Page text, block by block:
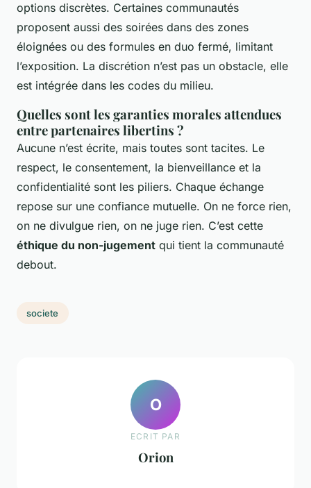
options discrètes. Certaines communautés
proposent aussi des soirées dans des zones
éloignées ou des formules en duo fermé, limitant
l’exposition. La discrétion n’est pas un obstacle, elle
est intégrée dans les codes du milieu.
Quelles sont les garanties morales attendues
entre partenaires libertins ?
Aucune n’est écrite, mais toutes sont tacites. Le
respect, le consentement, la bienveillance et la
confidentialité sont les piliers. Chaque échange
repose sur une confiance mutuelle. On ne force rien,
on ne divulgue rien, on ne juge rien. C’est cette
éthique du non-jugement qui tient la communauté
debout.
societe
O
ECRIT PAR
Orion